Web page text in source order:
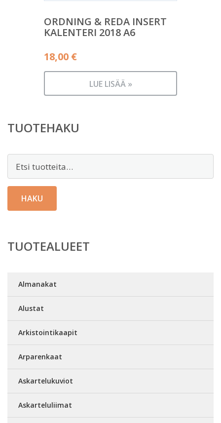
ORDNING & REDA INSERT
KALENTERI 2018 A6
18,00 €
LUE LISÄÄ »
TUOTEHAKU
HAKU
TUOTEALUEET
Almanakat
Alustat
Arkistointikaapit
Arparenkaat
Askartelukuviot
Askarteluliimat